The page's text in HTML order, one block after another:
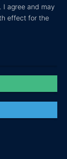
(Name,
Diese
Grundlage
Anfrage
I agree and may
effect for the